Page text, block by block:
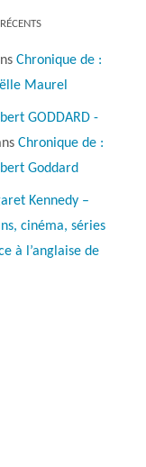
Chronique de :
Maurel
GODDARD -
Chronique de :
Goddard
Kennedy –
cinéma, séries
à l’anglaise de